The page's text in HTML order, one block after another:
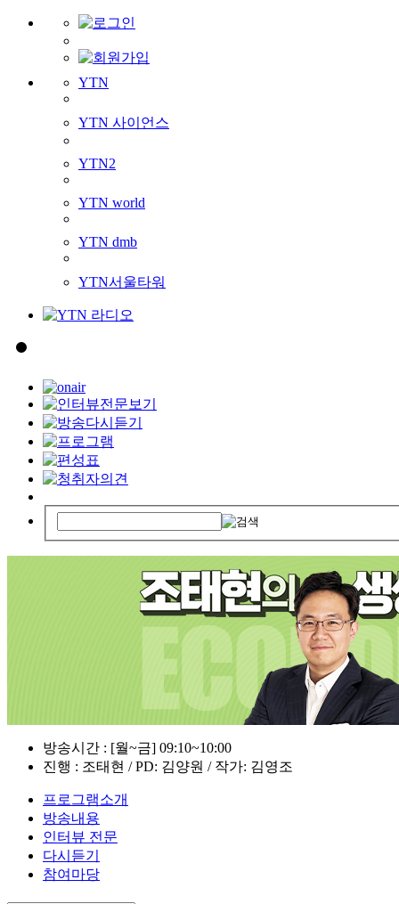
YTN
YTN 사이언스
YTN2
YTN world
YTN dmb
YTN서울타워
방송시간 : [월~금] 09:10~10:00
진행 : 조태현 / PD: 김양원 / 작가: 김영조
프로그램소개
방송내용
인터뷰 전문
다시듣기
참여마당